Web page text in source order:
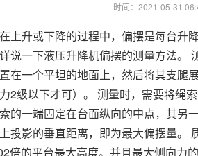
时间：2021-05-31
上升或下降的过程中，偏摆是每台升
说一下液压升降机偏摆的测量方法。
在一个平坦的地面上，然后将其支腿
2级以下才可）。 测量时，需要将绳
的一端固定在台面纵向的中点，其另
投影的垂直距离，即为最大偏摆量。
倍的平台最大高度。并且最大侧向力